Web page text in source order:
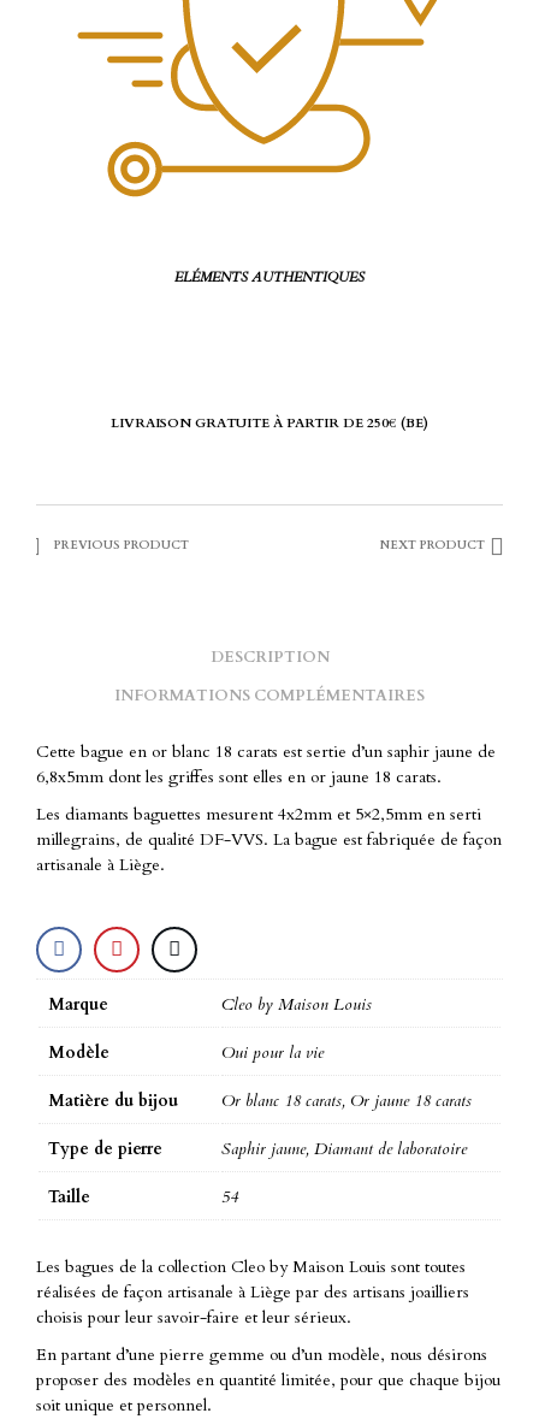
ELÉMENTS AUTHENTIQUES
LIVRAISON GRATUITE À PARTIR DE 250€ (BE)
PREVIOUS PRODUCT NEXT PRODUCT
DESCRIPTION
INFORMATIONS COMPLÉMENTAIRES
Cette bague en or blanc 18 carats est sertie d’un saphir jaune de
6,8x5mm dont les griffes sont elles en or jaune 18 carats.
Les diamants baguettes mesurent 4x2mm et 5×2,5mm en serti
millegrains, de qualité DF-VVS. La bague est fabriquée de façon
artisanale à Liège.
Marque Cleo by Maison Louis
Modèle Oui pour la vie
Matière du bijou Or blanc 18 carats, Or jaune 18 carats
Type de pierre Saphir jaune, Diamant de laboratoire
Taille 54
Les bagues de la collection Cleo by Maison Louis sont toutes
réalisées de façon artisanale à Liège par des artisans joailliers
choisis pour leur savoir-faire et leur sérieux.
En partant d’une pierre gemme ou d’un modèle, nous désirons
proposer des modèles en quantité limitée, pour que chaque bijou
soit unique et personnel.